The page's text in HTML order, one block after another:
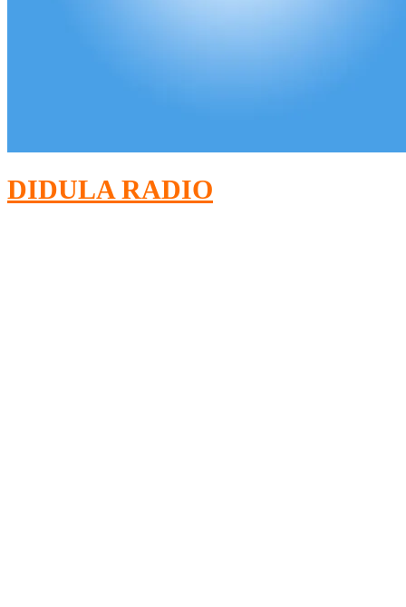
DIDULA RADIO